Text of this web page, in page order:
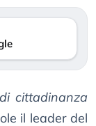
cittadinanza
il leader del